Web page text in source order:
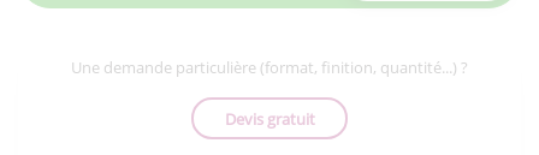
Une demande particulière (format, finition, quantité...) ?
Devis gratuit